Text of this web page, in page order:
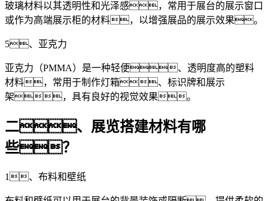
玻璃材料以其透明性和光泽感，常用于展台的展示窗口
或作为高端展示柜的材料，以增强展品的展示效果。
5、亚克力
亚克力（PMMA）是一种轻便、透明度高的塑料
材料，常用于制作灯箱、标识牌和展示
架，具有良好的视觉效果。
二、展览搭建材料有哪
些？
1、布料和壁纸